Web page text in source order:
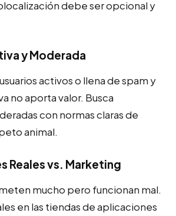
debe ser opcional y
y Moderada
activos o llena de spam y
no aporta valor. Busca
con normas claras de
animal.
Reales vs. Marketing
mucho pero funcionan mal.
en las tiendas de aplicaciones